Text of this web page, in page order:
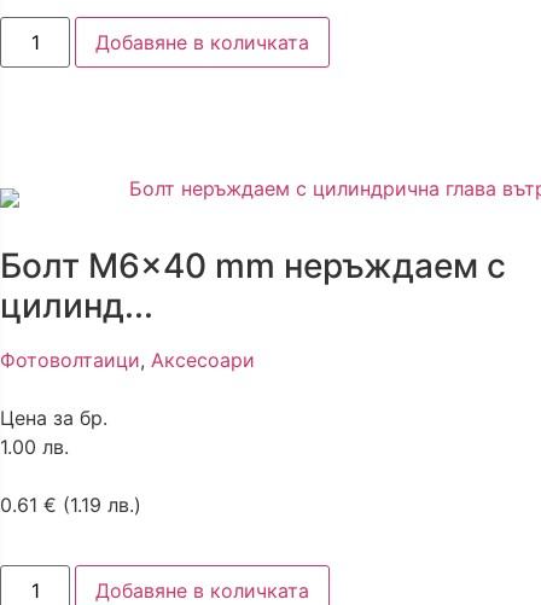
Добавяне в количката
Болт M6x40 mm неръждаем с
цилинд...
Фотоволтаици, Аксесоари
Цена за бр.
1.00 лв.
0.61 € (1.19 лв.)
Добавяне в количката